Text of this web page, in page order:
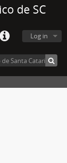
de SC
Log in